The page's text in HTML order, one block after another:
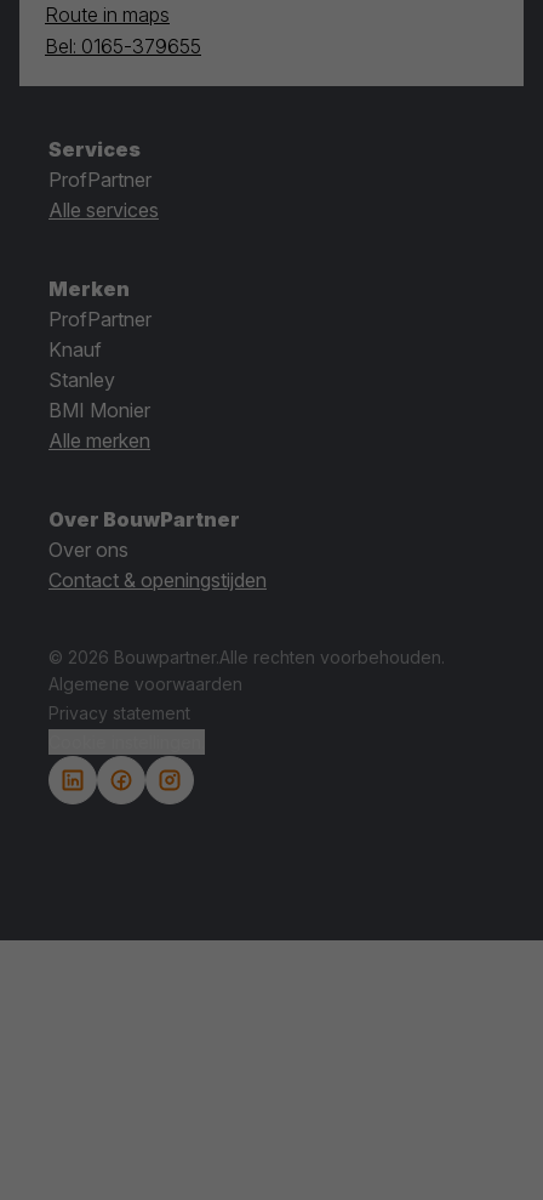
Route in maps
Bel: 0165-379655
Services
ProfPartner
Alle services
Merken
ProfPartner
Knauf
Stanley
BMI Monier
Alle merken
Over BouwPartner
Over ons
Contact & openingstijden
© 2026 Bouwpartner.Alle rechten voorbehouden.
Algemene voorwaarden
Privacy statement